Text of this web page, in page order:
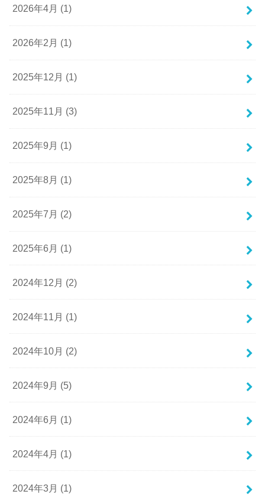
2026年4月 (1)
2026年2月 (1)
2025年12月 (1)
2025年11月 (3)
2025年9月 (1)
2025年8月 (1)
2025年7月 (2)
2025年6月 (1)
2024年12月 (2)
2024年11月 (1)
2024年10月 (2)
2024年9月 (5)
2024年6月 (1)
2024年4月 (1)
2024年3月 (1)